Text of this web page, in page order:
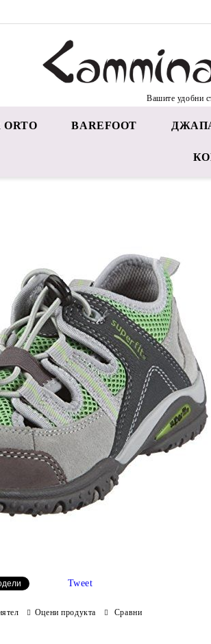
Вашите удобни
ORTO BAREFOOT
Tweet
Оцени продукта Сравни